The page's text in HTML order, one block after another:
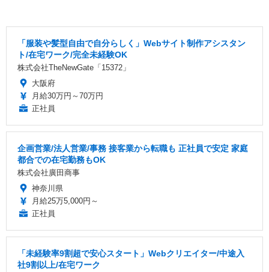
「服装や髪型自由で自分らしく」Webサイト制作アシスタン
ト/在宅ワーク/完全未経験OK
株式会社TheNewGate「15372」
大阪府
月給30万円～70万円
正社員
企画営業/法人営業/事務 接客業から転職も 正社員で安定 家庭
都合での在宅勤務もOK
株式会社廣田商事
神奈川県
月給25万5,000円～
正社員
「未経験率9割超で安心スタート」Webクリエイター/中途入
社9割以上/在宅ワーク